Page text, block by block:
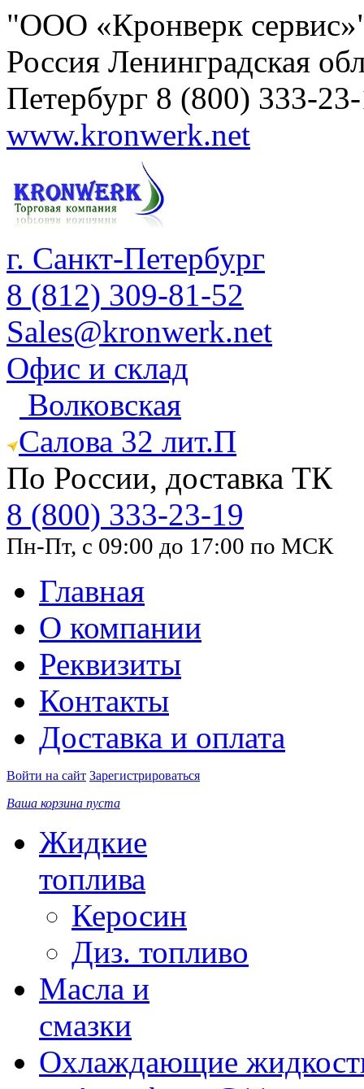
"ООО «Кронверк
Россия Ленинградская
Петербург 8 (800) 333-
www.kronwerk.net
г. Санкт-Петербург
8 (812) 309-81-52
Sales@kronwerk.net
Офис и склад
Волковская
Салова 32 лит.П
По России, доставка ТК
8 (800) 333-23-19
Пн-Пт, с 09:00 до 17:00 по МСК
Главная
О компании
Реквизиты
Контакты
Доставка и оплата
Войти на сайт Зарегистрироваться
Ваша корзина пуста
Жидкие
топлива
Керосин
Диз. топливо
Масла и
смазки
Охлаждающие